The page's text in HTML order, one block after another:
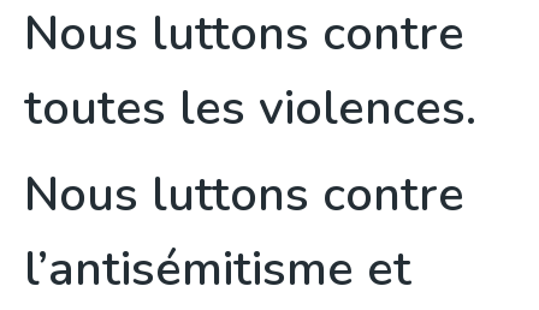
Nous luttons contre
toutes les violences.
Nous luttons contre
l’antisémitisme et